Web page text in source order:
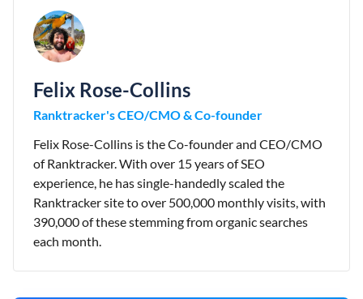
Felix Rose-Collins
Ranktracker's CEO/CMO & Co-founder
Felix Rose-Collins is the Co-founder and CEO/CMO
of Ranktracker. With over 15 years of SEO
experience, he has single-handedly scaled the
Ranktracker site to over 500,000 monthly visits, with
390,000 of these stemming from organic searches
each month.